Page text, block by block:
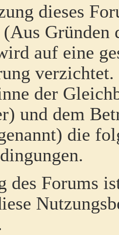
dieses
Gründen
auf eine
der
und dem
die
des Forums